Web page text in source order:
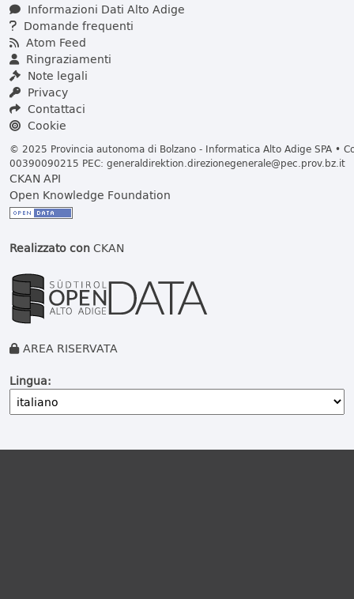
Informazioni Dati Alto Adige
Domande frequenti
Atom Feed
Ringraziamenti
Note legali
Privacy
Contattaci
Cookie
© 2025 Provincia autonoma di Bolzano - Informatica Alto Adige SPA •
00390090215 PEC: generaldirektion.direzionegenerale@pec.prov.bz.it
CKAN API
Open Knowledge Foundation
Realizzato conCKAN
AREA RISERVATA
Lingua